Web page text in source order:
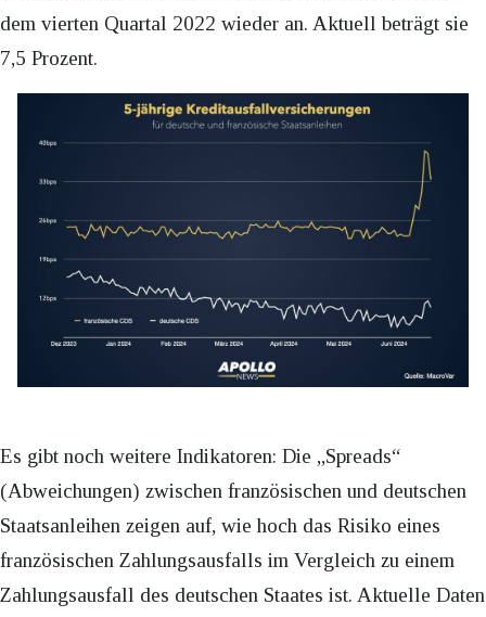
dem vierten Quartal 2022 wieder an. Aktuell beträgt sie
7,5 Prozent.
Es gibt noch weitere Indikatoren: Die „Spreads“
(Abweichungen) zwischen französischen und deutschen
Staatsanleihen zeigen auf, wie hoch das Risiko eines
französischen Zahlungsausfalls im Vergleich zu einem
Zahlungsausfall des deutschen Staates ist. Aktuelle Daten